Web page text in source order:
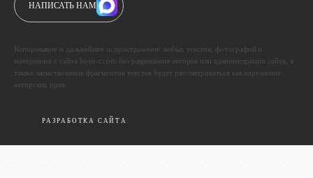
НАПИСАТЬ НАМ
Копирование и дальнейшее испространение любых текстов, фотографий и
материалов с сайта hono-r.com без разрешения авторов или администрации сайта, а
также заимствование фрагментов текстов будет рассматриваться как нарушение
авторских прав.
РАЗРАБОТКА САЙТА